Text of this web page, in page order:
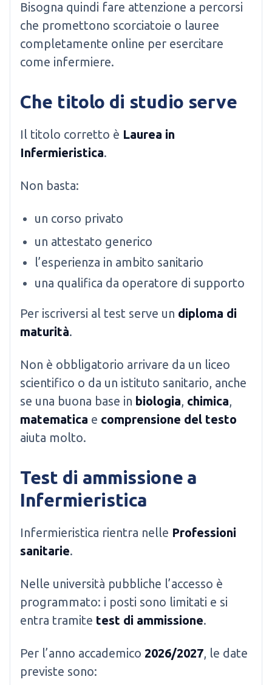
Bisogna quindi fare attenzione a percorsi
che promettono scorciatoie o lauree
completamente online per esercitare
come infermiere.
Che titolo di studio serve
Il titolo corretto è Laurea in
Infermieristica.
Non basta:
un corso privato
un attestato generico
l’esperienza in ambito sanitario
una qualifica da operatore di supporto
Per iscriversi al test serve un diploma di
maturità.
Non è obbligatorio arrivare da un liceo
scientifico o da un istituto sanitario, anche
se una buona base in biologia, chimica,
matematica e comprensione del testo
aiuta molto.
Test di ammissione a
Infermieristica
Infermieristica rientra nelle Professioni
sanitarie.
Nelle università pubbliche l’accesso è
programmato: i posti sono limitati e si
entra tramite test di ammissione.
Per l’anno accademico 2026/2027, le date
previste sono: